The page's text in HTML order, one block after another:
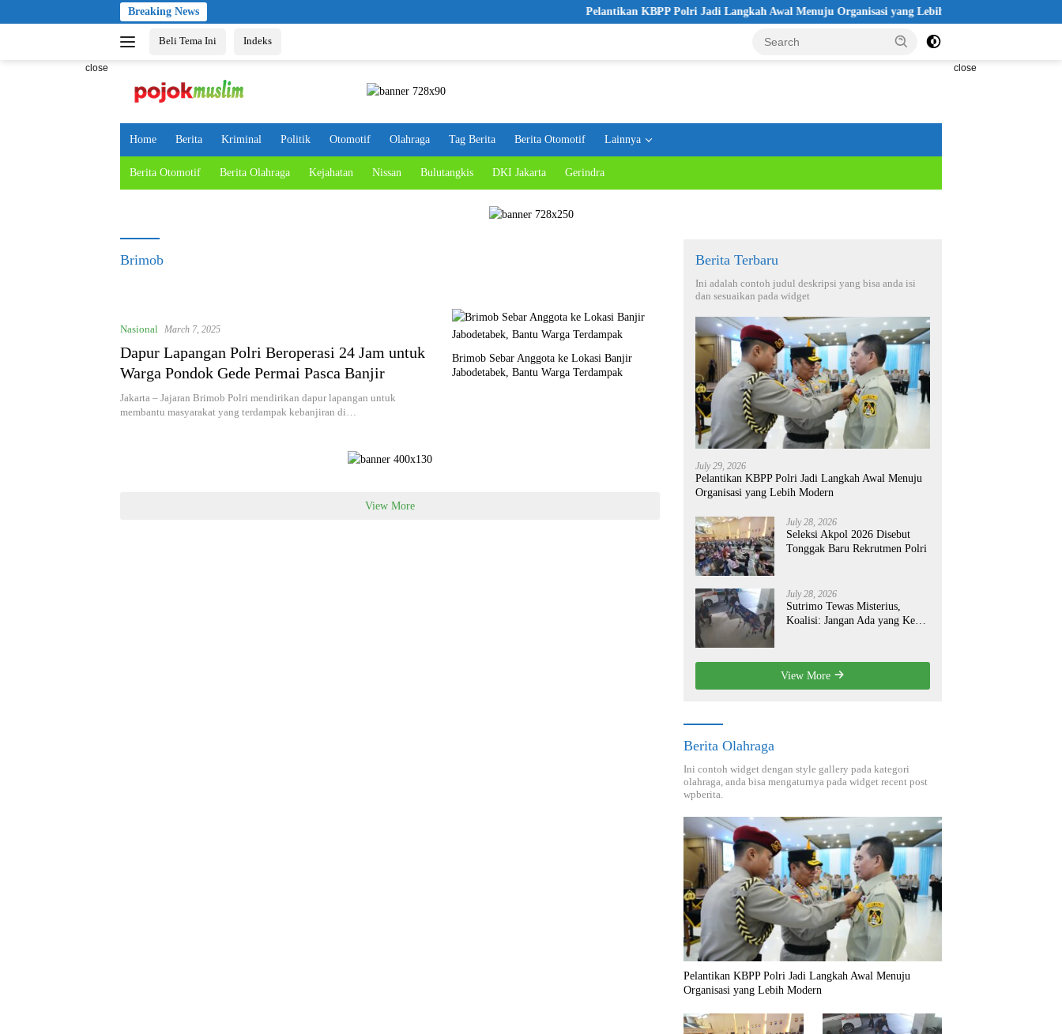
to
Breaking News Pelantikan KBPP Polri Jadi Langkah Awal Menuju Organisasi yang Lebih Modern
Beli Tema Ini Indeks
close close
Home Berita Kriminal Politik Otomotif Olahraga Tag Berita Berita Otomotif Lainnya
Berita Otomotif Berita Olahraga Kejahatan Nissan Bulutangkis DKI Jakarta Gerindra
Brimob
Nasional March 7, 2025
Dapur Lapangan Polri Beroperasi 24 Jam untuk
Warga Pondok Gede Permai Pasca Banjir
Jakarta – Jajaran Brimob Polri mendirikan dapur lapangan untuk
membantu masyarakat yang terdampak kebanjiran di…
Brimob Sebar Anggota ke Lokasi Banjir
Jabodetabek, Bantu Warga Terdampak
View More
Berita Terbaru
Ini adalah contoh judul deskripsi yang bisa anda isi
dan sesuaikan pada widget
July 29, 2026
Pelantikan KBPP Polri Jadi Langkah Awal Menuju
Organisasi yang Lebih Modern
July 28, 2026
Seleksi Akpol 2026 Disebut
Tonggak Baru Rekrutmen Polri
July 28, 2026
Sutrimo Tewas Misterius,
Koalisi: Jangan Ada yang Kebal
View More
Berita Olahraga
Ini contoh widget dengan style gallery pada kategori
olahraga, anda bisa mengaturnya pada widget recent post
wpberita.
Pelantikan KBPP Polri Jadi Langkah Awal Menuju
Organisasi yang Lebih Modern